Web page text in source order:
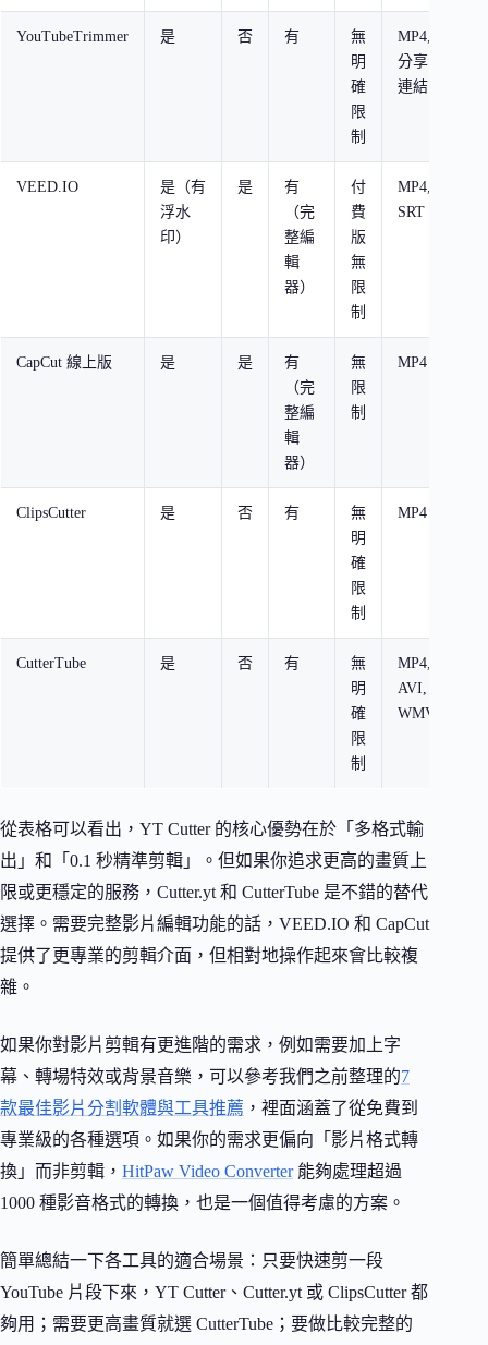
YouTubeTrimmer 是 否 有
無
明
確
限
制
MP4,
分享
連結
VEED.IO
是（有
浮水
印）
是
有
（完
整編
輯
器）
付
費
版
無
限
制
MP4,
SRT
CapCut 線上版 是 是
有
（完
整編
輯
器）
無
限
制
MP4
ClipsCutter 是 否 有
無
明
確
限
制
MP4
CutterTube 是 否 有
無
明
確
限
制
MP4,
AVI,
WMV
從表格可以看出，YT Cutter 的核心優勢在於「多格式輸
出」和「0.1 秒精準剪輯」。但如果你追求更高的畫質上
限或更穩定的服務，Cutter.yt 和 CutterTube 是不錯的替代
選擇。需要完整影片編輯功能的話，VEED.IO 和 CapCut
提供了更專業的剪輯介面，但相對地操作起來會比較複
雜。
如果你對影片剪輯有更進階的需求，例如需要加上字
幕、轉場特效或背景音樂，可以參考我們之前整理的7
款最佳影片分割軟體與工具推薦 ，裡面涵蓋了從免費到
專業級的各種選項。如果你的需求更偏向「影片格式轉
換」而非剪輯， HitPaw Video Converter能夠處理超過
1000 種影音格式的轉換，也是一個值得考慮的方案。
簡單總結一下各工具的適合場景：只要快速剪一段
YouTube 片段下來，YT Cutter、Cutter.yt 或 ClipsCutter 都
夠用；需要更高畫質就選 CutterTube；要做比較完整的